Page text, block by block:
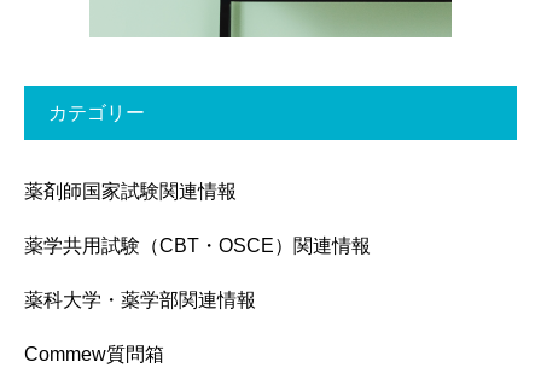
カテゴリー
薬剤師国家試験関連情報
薬学共用試験（CBT・OSCE）関連情報
薬科大学・薬学部関連情報
Commew質問箱